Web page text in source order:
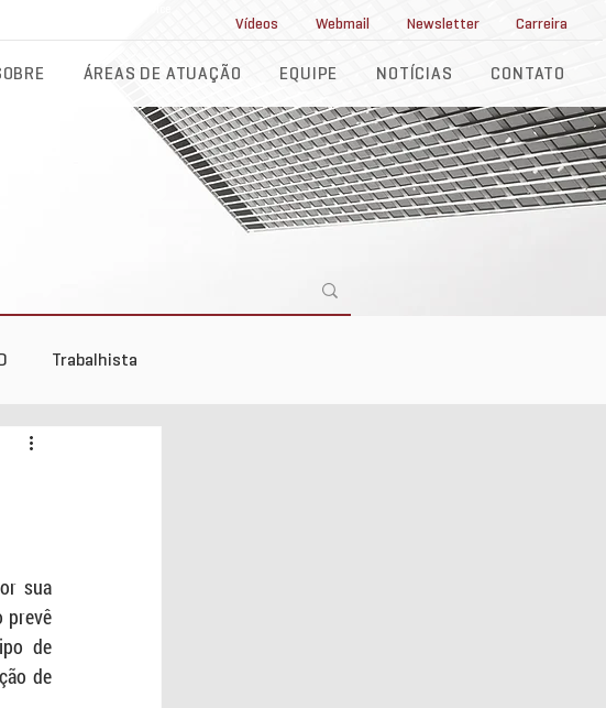
Vídeos Webmail Newsletter Carreira
ÁREAS DE ATUAÇÃO EQUIPE NOTÍCIAS CONTATO
Trabalhista
sua
prevê
de
de